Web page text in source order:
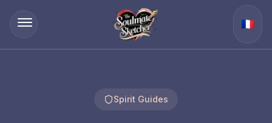
🇫🇷
Spirit Guides